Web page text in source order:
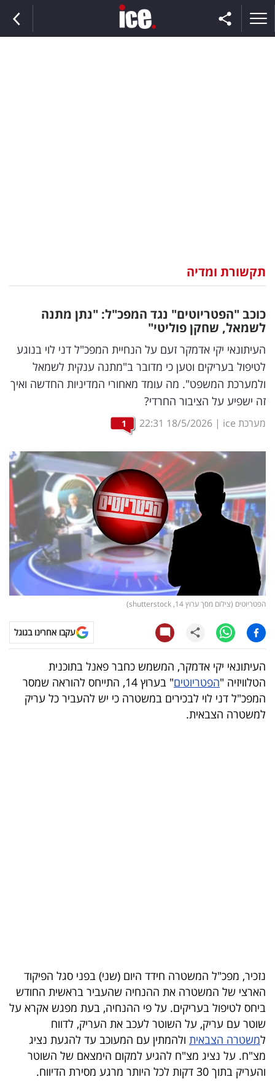
וצרכנות
דיגיטל
וטק
שיווק
ופרסום
משפט
מדדים
ומחקרים
דעות
רכילות
עסקית
קריפטו
ויראלי
טלוויזיה
עסקי
ספורט
קריירה
5
המילון
הכלכלי
פודקאסט
40
תקשורת ומדיה
כוכב "הפטריוטים" נגד המפכ"ל: "נתן מתנה
לשמאל, שחקן פוליטי"
העיתונאי יקי אדמקר זעם על הנחיית המפכ"ל דני לוי בנוגע
לטיפול בעריקים וטען כי מדובר ב"מתנה ענקית לשמאל
ולמערכת המשפט". מה עומד מאחורי המדיניות החדשה ואיך
זה ישפיע על הציבור החרדי?
מערכת ice |
18/5/2026
22:31
1
הפטריוטים (צילום מסך ערוץ 14, shutterstock)
עקבו אחרינו בגוגל
העיתונאי יקי אדמקר, המשמש כחבר פאנל בתוכנית
הטלוויזיה "הפטריוטים
" בערוץ 14, התייחס להוראה שמסר
המפכ"ל דני לוי לבכירים במשטרה כי יש להעביר כל עריק
למשטרה הצבאית.
נזכיר, מפכ"ל המשטרה חידד היום (שני) בפני סגל הפיקוד
הארצי של המשטרה את ההנחיה שהעביר בראשית החודש
ביחס לטיפול בעריקים. על פי ההנחיה, בעת מפגש אקרא על
שוטר עם עריק, על השוטר לעכב את העריק, לדווח
למשטרה הצבאית ולהמתין עם המעוכב עד להגעת נציג
מצ"ח. על נציג מצ"ח להגיע למקום הימצאם של השוטר
והעריק בתוך 30 דקות לכל היותר מרגע מסירת הדיווח.